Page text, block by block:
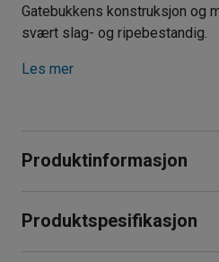
Gatebukkens konstruksjon og
svært slag- og ripebestandig.
Les mer
Produktinformasjon
beskyttelsesplast kjøper
Produktspesifikasjon